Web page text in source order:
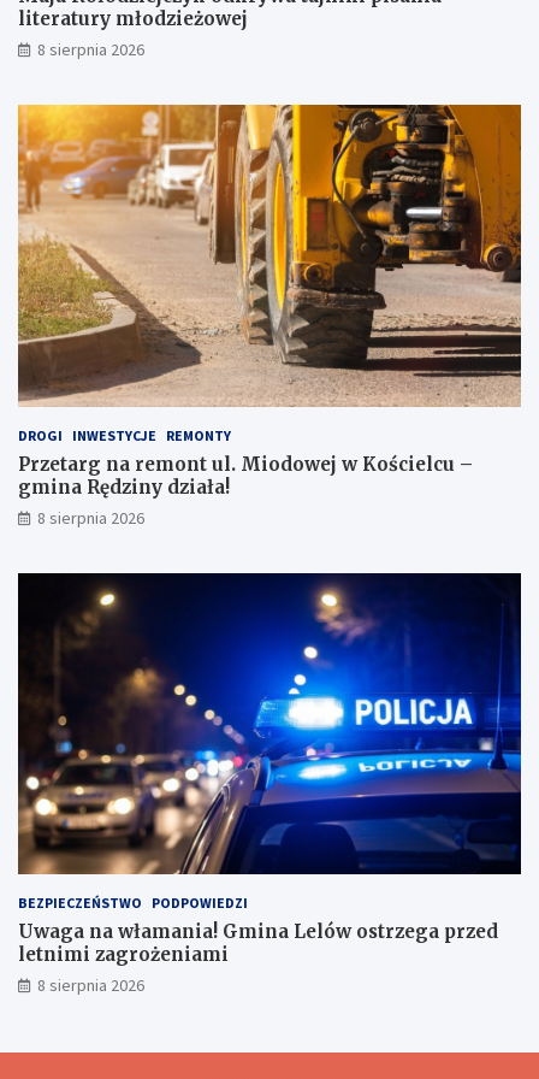
p
r
z
o
d
ę
p
o
J
a
p
o
n
i
!
a
t
u
m
ł
o
d
z
i
e
ż
o
w
e
literatury młodzieżowej
8 sierpnia 2026
DROGI INWESTYCJE REMONTY
Przetarg na remont ul. Miodowej w Kościelcu –
gmina Rędziny działa!
8 sierpnia 2026
BEZPIECZEŃSTWO PODPOWIEDZI
Uwaga na włamania! Gmina Lelów ostrzega przed
letnimi zagrożeniami
8 sierpnia 2026